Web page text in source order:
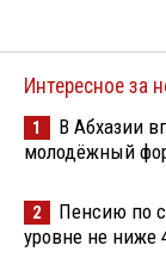
Интересное за
1
В Абхазии
молодёжный
2
Пенсию по
уровне не ниже